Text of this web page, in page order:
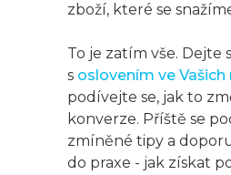
zboží, které se
To je zatím vše. Dejte
s oslovením ve
podívejte se, jak to
konverze. Příště se
zmíněné tipy a
do praxe - jak získat